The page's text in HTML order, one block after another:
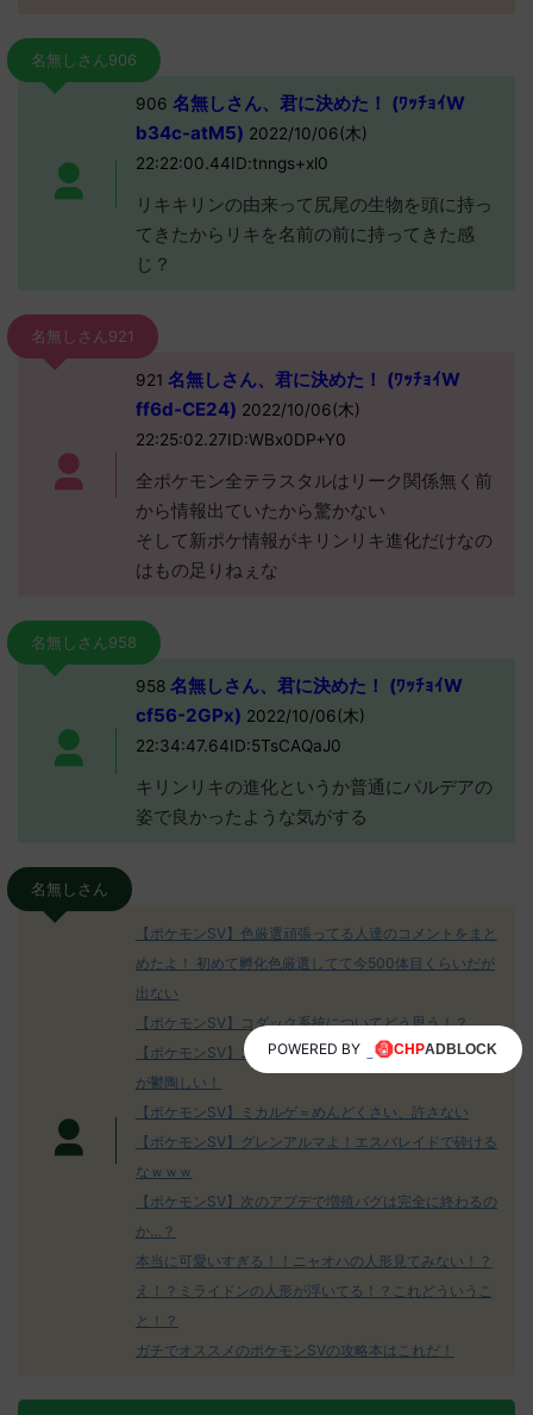
名無しさん906
906 名無しさん、君に決めた！ (ﾜｯﾁｮｲW
b34c-atM5) 2022/10/06(木)
22:22:00.44ID:tnngs+xl0
リキキリンの由来って尻尾の生物を頭に持っ
てきたからリキを名前の前に持ってきた感
じ？
名無しさん921
921 名無しさん、君に決めた！ (ﾜｯﾁｮｲW
ff6d-CE24) 2022/10/06(木)
22:25:02.27ID:WBx0DP+Y0
全ポケモン全テラスタルはリーク関係無く前
から情報出ていたから驚かない
そして新ポケ情報がキリンリキ進化だけなの
はもの足りねぇな
名無しさん958
958名無しさん、君に決めた！ (ﾜｯﾁｮｲW
cf56-2GPx) 2022/10/06(木)
22:34:47.64ID:5TsCAQaJ0
キリンリキの進化というか普通にパルデアの
姿で良かったような気がする
名無しさん
【ポケモンSV】色厳選頑張ってる人達のコメントをまと
めたよ！ 初めて孵化色厳選してて今500体目くらいだが
出ない
【ポケモンSV】コダック系統についてどう思う！？
【ポケモンSV】エスバレイドのびんじょうクエスパトラ
が鬱陶しい！
【ポケモンSV】ミカルゲ＝めんどくさい、許さない
【ポケモンSV】グレンアルマよ！エスバレイドで砕ける
なｗｗｗ
【ポケモンSV】次のアプデで増殖バグは完全に終わるの
か…？
本当に可愛いすぎる！！ニャオハの人形見てみない！？
え！？ミライドンの人形が浮いてる！？これどういうこ
と！？
ガチでオススメのポケモンSVの攻略本はこれだ！
POWERED BY